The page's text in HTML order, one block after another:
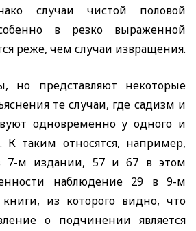
случаи чистой половой
в резко выраженной
реже, чем случаи извращения.
но представляют некоторые
те случаи, где садизм и
одновременно у одного и
К таким относятся, например,
7-м издании, 57 и 67 в этом
наблюдение 29 в 9-м
из которого видно, что
о подчинении является